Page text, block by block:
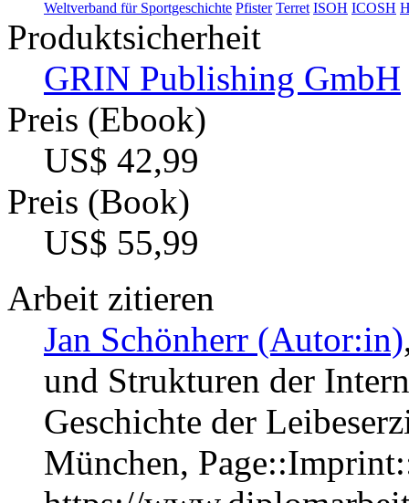
Weltverband für Sportgeschichte Pfister Terret ISOH ICOSH
Produktsicherheit
GRIN Publishing GmbH
Preis (Ebook)
US$ 42,99
Preis (Book)
US$ 55,99
Arbeit zitieren
Jan Schönherr (Autor:in)
und Strukturen der
Geschichte der
München,